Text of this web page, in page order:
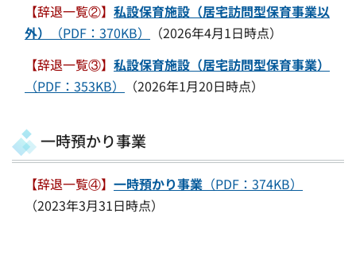
【辞退一覧②】 私設保育施設（居宅訪問型保育事業以
外）
（PDF：370KB）
（2026年4月1日時点）
【辞退一覧③】 私設保育施設（居宅訪問型保育事業）
（PDF：353KB）
（2026年1月20日時点）
一時預かり事業
【辞退一覧④】 一時預かり事業 （PDF：374KB）
（2023年3月31日時点）